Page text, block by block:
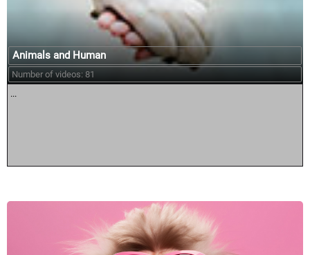
Animals and Human
Number of videos: 81
...